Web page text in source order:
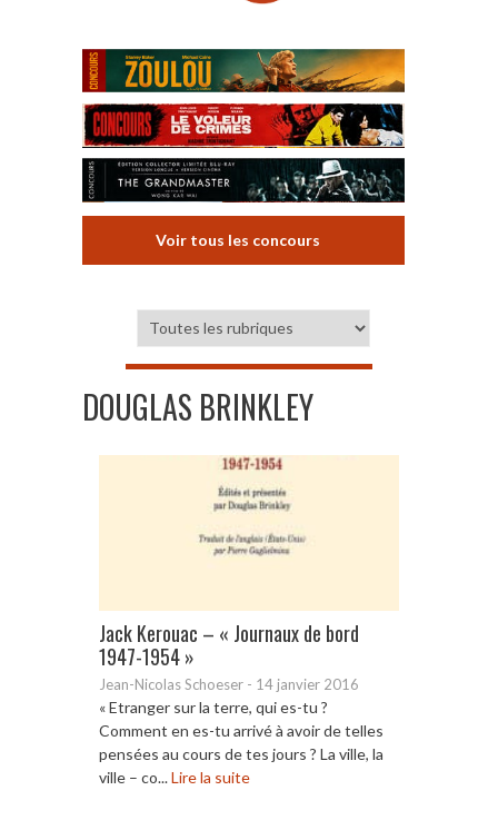
Voir tous les concours
DOUGLAS BRINKLEY
Jack Kerouac – « Journaux de bord
1947-1954 »
Jean-Nicolas Schoeser - 14 janvier 2016
« Etranger sur la terre, qui es-tu ?
Comment en es-tu arrivé à avoir de telles
pensées au cours de tes jours ? La ville, la
ville – co...Lire la suite